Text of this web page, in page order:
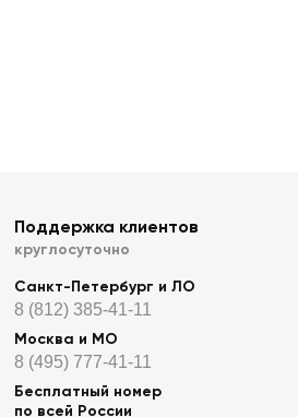
Поддержка клиентов
круглосуточно
Санкт-Петербург и ЛО
8 (812) 385-41-11
Москва и МО
8 (495) 777-41-11
Бесплатный номер
по всей России